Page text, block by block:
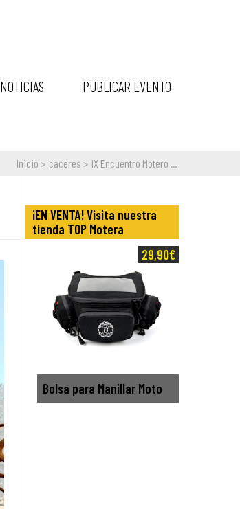
NOTICIAS PUBLICAR EVENTO
Inicio caceres IX Encuentro Motero ...
¡EN VENTA! Visita nuestra
tienda TOP Motera
Bolsa para Manillar Moto
29,90€